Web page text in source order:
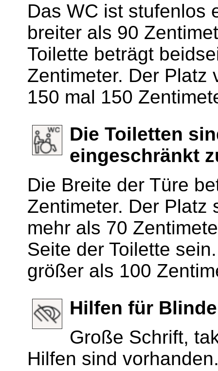
Das WC ist stufenlos
breiter als 90
Toilette beträgt
Zentimeter. Der Platz
150 mal 150
Die Toiletten
eingeschränkt
Die Breite der Türe
Zentimeter. Der Platz
mehr als 70
Seite der Toilette
größer als 100
Hilfen für
Große Schrift,
Hilfen sind